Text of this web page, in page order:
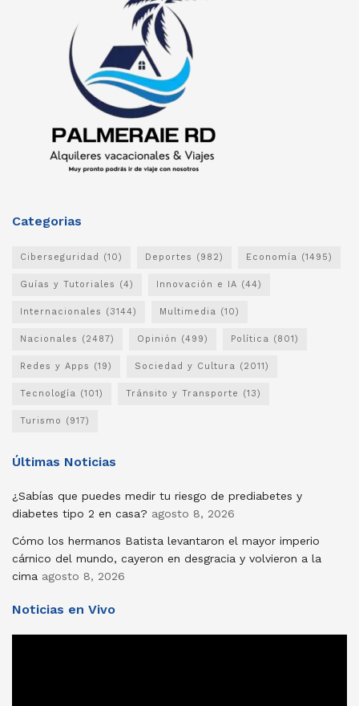
Categorias
Ciberseguridad (10) Deportes (982) Economía (1495)
Guías y Tutoriales (4) Innovación e IA (44)
Internacionales (3144) Multimedia (10)
Nacionales (2487) Opinión (499) Política (801)
Redes y Apps (19) Sociedad y Cultura (2011)
Tecnología (101) Tránsito y Transporte (13)
Turismo (917)
Últimas Noticias
¿Sabías que puedes medir tu riesgo de prediabetes y
diabetes tipo 2 en casa? agosto 8, 2026
Cómo los hermanos Batista levantaron el mayor imperio
cárnico del mundo, cayeron en desgracia y volvieron a la
cima agosto 8, 2026
Noticias en Vivo